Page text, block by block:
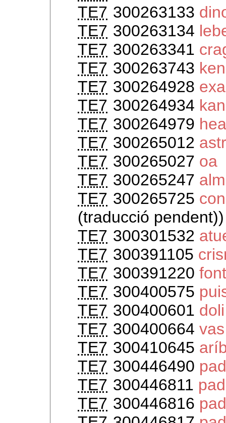
TE7 300263133
TE7 300263134
TE7 300263341
TE7 300263743
TE7 300264928
TE7 300264934
TE7 300264979
TE7 300265012
TE7 300265027 oa
TE7 300265247
TE7 300265725
(traducció pendent))
TE7 300301532
TE7 300391105
TE7 300391220
TE7 300400575
TE7 300400601 doli
TE7 300400664
TE7 300410645
TE7 300446490
TE7 300446811
TE7 300446816